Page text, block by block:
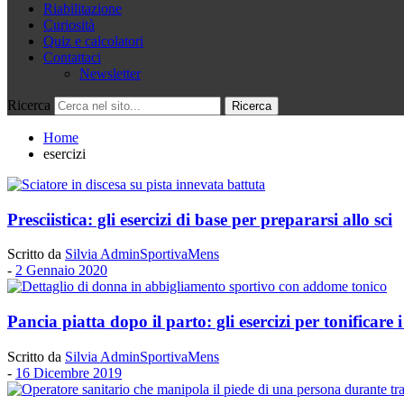
Riabilitazione
Curiosità
Quiz e calcolatori
Contattaci
Newsletter
Ricerca
Home
esercizi
Presciistica: gli esercizi di base per prepararsi allo sci
Scritto da Silvia AdminSportivaMens
- 2 Gennaio 2020
Pancia piatta dopo il parto: gli esercizi per tonificare
Scritto da Silvia AdminSportivaMens
- 16 Dicembre 2019